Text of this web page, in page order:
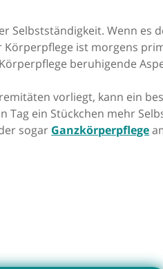
Selbstständigkeit. Wenn es
Körperpflege ist morgens
beruhigende
vorliegt, kann ein
Tag ein Stückchen mehr
sogar Ganzkörperpflege